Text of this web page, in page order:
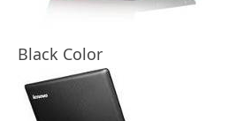
Black Color